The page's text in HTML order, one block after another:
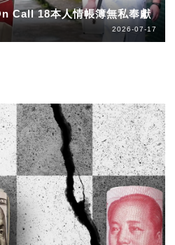
Call 18本人情帳簿無私奉獻
2026-07-17